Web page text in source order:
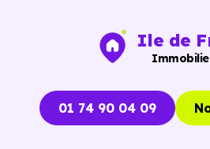
Ile de
01 74 90 04 09